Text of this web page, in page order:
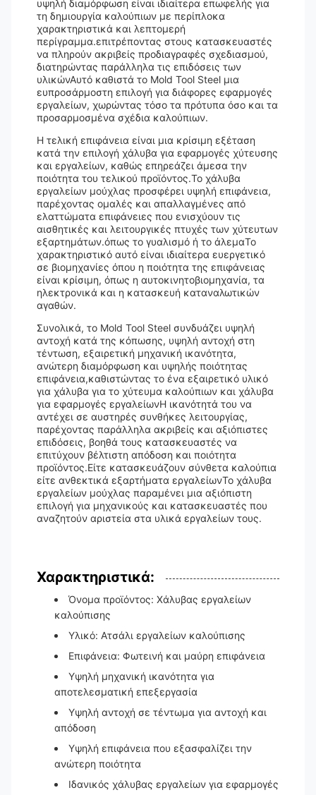
υψηλή διαμόρφωση είναι ιδιαίτερα επωφελής για
τη δημιουργία καλούπιων με περίπλοκα
χαρακτηριστικά και λεπτομερή
περίγραμμα.επιτρέποντας στους κατασκευαστές
να πληρούν ακριβείς προδιαγραφές σχεδιασμού,
διατηρώντας παράλληλα τις επιδόσεις των
υλικώνΑυτό καθιστά το Mold Tool Steel μια
ευπροσάρμοστη επιλογή για διάφορες εφαρμογές
εργαλείων, χωρώντας τόσο τα πρότυπα όσο και τα
προσαρμοσμένα σχέδια καλούπιων.
Η τελική επιφάνεια είναι μια κρίσιμη εξέταση
κατά την επιλογή χάλυβα για εφαρμογές χύτευσης
και εργαλείων, καθώς επηρεάζει άμεσα την
ποιότητα του τελικού προϊόντος.Το χάλυβα
εργαλείων μούχλας προσφέρει υψηλή επιφάνεια,
παρέχοντας ομαλές και απαλλαγμένες από
ελαττώματα επιφάνειες που ενισχύουν τις
αισθητικές και λειτουργικές πτυχές των χύτευτων
εξαρτημάτων.όπως το γυαλισμό ή το άλεμαΤο
χαρακτηριστικό αυτό είναι ιδιαίτερα ευεργετικό
σε βιομηχανίες όπου η ποιότητα της επιφάνειας
είναι κρίσιμη, όπως η αυτοκινητοβιομηχανία, τα
ηλεκτρονικά και η κατασκευή καταναλωτικών
αγαθών.
Συνολικά, το Mold Tool Steel συνδυάζει υψηλή
αντοχή κατά της κόπωσης, υψηλή αντοχή στη
τέντωση, εξαιρετική μηχανική ικανότητα,
ανώτερη διαμόρφωση και υψηλής ποιότητας
επιφάνεια,καθιστώντας το ένα εξαιρετικό υλικό
για χάλυβα για το χύτευμα καλούπιων και χάλυβα
για εφαρμογές εργαλείωνΗ ικανότητά του να
αντέχει σε αυστηρές συνθήκες λειτουργίας,
παρέχοντας παράλληλα ακριβείς και αξιόπιστες
επιδόσεις, βοηθά τους κατασκευαστές να
επιτύχουν βέλτιστη απόδοση και ποιότητα
προϊόντος.Είτε κατασκευάζουν σύνθετα καλούπια
είτε ανθεκτικά εξαρτήματα εργαλείωνΤο χάλυβα
εργαλείων μούχλας παραμένει μια αξιόπιστη
επιλογή για μηχανικούς και κατασκευαστές που
αναζητούν αριστεία στα υλικά εργαλείων τους.
Χαρακτηριστικά:
Όνομα προϊόντος: Χάλυβας εργαλείων
καλούπισης
Υλικό: Ατσάλι εργαλείων καλούπισης
Επιφάνεια: Φωτεινή και μαύρη επιφάνεια
Υψηλή μηχανική ικανότητα για
αποτελεσματική επεξεργασία
Υψηλή αντοχή σε τέντωμα για αντοχή και
απόδοση
Υψηλή επιφάνεια που εξασφαλίζει την
ανώτερη ποιότητα
Ιδανικός χάλυβας εργαλείων για εφαρμογές